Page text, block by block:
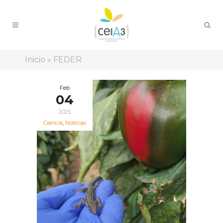
Inicio » FEDER
Feb
04
2025
Ciencia, Noticias